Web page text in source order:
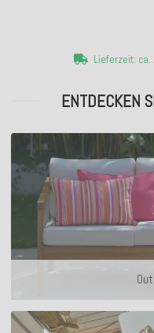
Lieferzeit:
ENTDECKEN